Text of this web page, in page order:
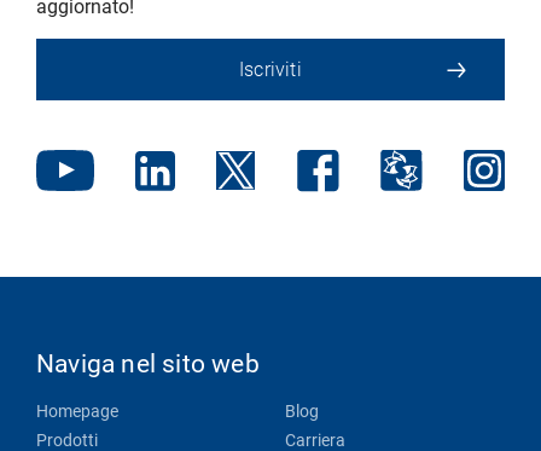
aggiornato!
Iscriviti
Naviga nel sito web
Homepage
Prodotti
Blog
Carriera